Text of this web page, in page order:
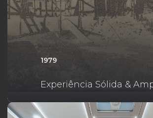
1979
Experiência Sólida &